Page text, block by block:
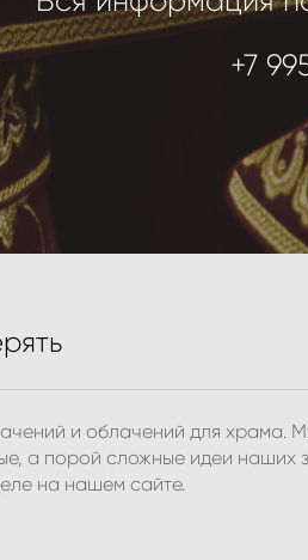
+7
и облачений для храма.
а порой сложные идеи наших
на нашем сайте.